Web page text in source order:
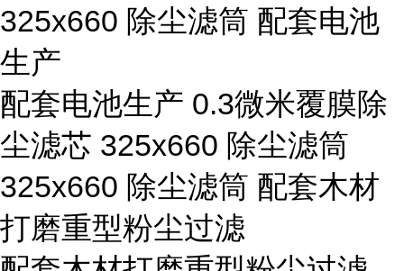
325x660 除尘滤筒 配套电池
生产
配套电池生产 0.3微米覆膜除
尘滤芯 325x660 除尘滤筒
325x660 除尘滤筒 配套木材
打磨重型粉尘过滤